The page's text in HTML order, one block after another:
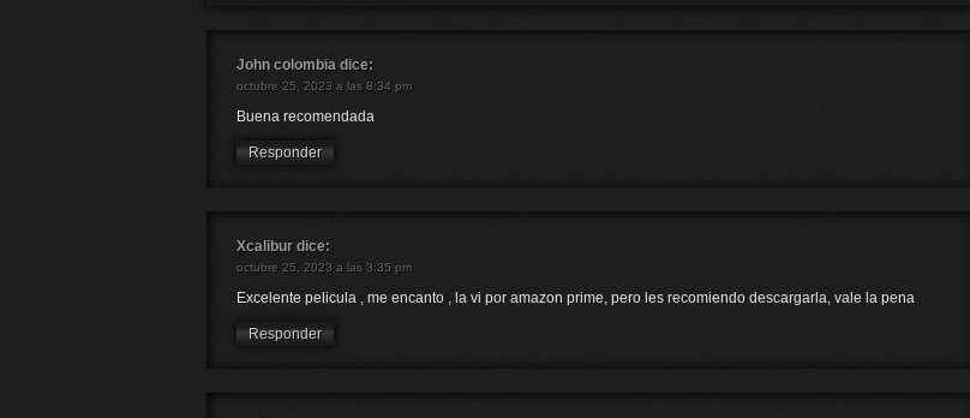
John colombia dice:
octubre 25, 2023 a las 8:34 pm
Buena recomendada
Responder
Xcalibur dice:
octubre 25, 2023 a las 3:35 pm
Excelente pelicula , me encanto , la vi por amazon prime, pero les recomiendo descargarla, vale la pena
Responder